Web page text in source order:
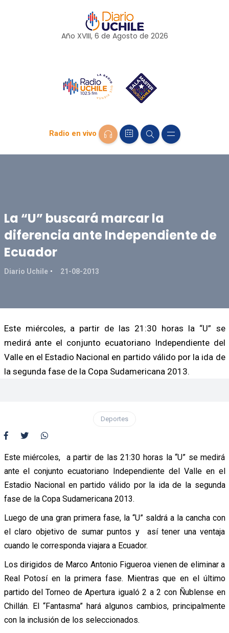
Año XVIII, 6 de Agosto de 2026
Radio en vivo
La “U” buscará marcar la
diferencia ante Independiente de
Ecuador
Diario Uchile 21-08-2013
Este miércoles, a partir de las 21:30 horas la “U” se
medirá ante el conjunto ecuatoriano Independiente del
Valle en el Estadio Nacional en partido válido por la ida de
la segunda fase de la Copa Sudamericana 2013.
Deportes
Este miércoles, a partir de las 21:30 horas la “U” se medirá
ante el conjunto ecuatoriano Independiente del Valle en el
Estadio Nacional en partido válido por la ida de la segunda
fase de la Copa Sudamericana 2013.
Luego de una gran primera fase, la “U” saldrá a la cancha con
el claro objetivo de sumar puntos y así tener una ventaja
cuando le corresponda viajara a Ecuador.
Los dirigidos de Marco Antonio Figueroa vienen de eliminar a
Real Potosí en la primera fase. Mientras que en el último
partido del Torneo de Apertura igualó 2 a 2 con Ñublense en
Chillán. El “Fantasma” hará algunos cambios, principalmente
con la inclusión de los seleccionados.